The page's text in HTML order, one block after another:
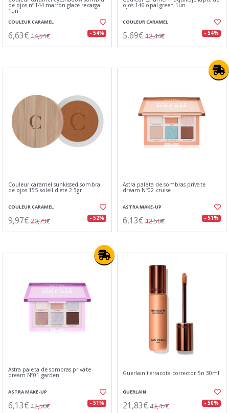
de ojos nº144 marron glace recarga
1un
COULEUR CARAMEL
6,63€ 14,51€ - 54%
ojos 146 opal green 1un
COULEUR CARAMEL
5,69€ 12,44€ - 54%
Couleur caramel sunkissed sombra
de ojos 155 soleil d'ete 2.5gr
COULEUR CARAMEL
9,97€ 20,73€ - 52%
Astra paleta de sombras private
dream Nº02 cruise
ASTRA MAKE-UP
6,13€ 12,50€ - 51%
Astra paleta de sombras private
dream Nº01 garden
ASTRA MAKE-UP
6,13€ 12,50€ - 51%
Guerlain terracota corrector 5n 30ml
GUERLAIN
21,83€ 43,47€ - 50%